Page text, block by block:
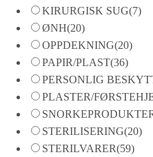
KIRURGISK SUG(7)
ØNH(20)
OPPDEKNING(20)
PAPIR/PLAST(36)
PERSONLIG
PLASTER/
STERILISERING(20)
STERILVARER(59)